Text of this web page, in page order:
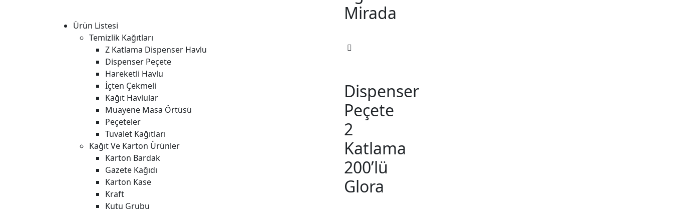
Ürün Listesi
Temizlik Kağıtları
Z Katlama Dispenser Havlu
Dispenser Peçete
Hareketli Havlu
İçten Çekmeli
Kağıt Havlular
Muayene Masa Örtüsü
Peçeteler
Tuvalet Kağıtları
Kağıt Ve Karton Ürünler
Karton Bardak
Gazete Kağıdı
Karton Kase
Kraft
Kutu Grubu
Mirada
Dispenser
Peçete
2
Katlama
200’lü
Glora